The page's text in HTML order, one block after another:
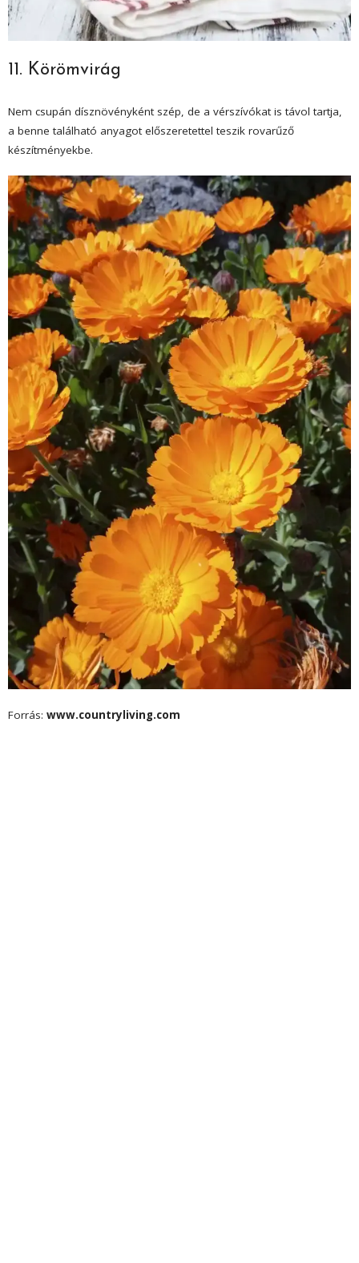
11. Körömvirág
Nem csupán dísznövényként szép, de a vérszívókat is távol tartja,
a benne található anyagot előszeretettel teszik rovarűző
készítményekbe.
Forrás: www.countryliving.com